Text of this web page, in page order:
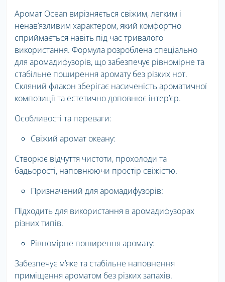
Аромат Ocean вирізняється свіжим, легким і
ненав’язливим характером, який комфортно
сприймається навіть під час тривалого
використання. Формула розроблена спеціально
для аромадифузорів, що забезпечує рівномірне та
стабільне поширення аромату без різких нот.
Скляний флакон зберігає насиченість ароматичної
композиції та естетично доповнює інтер’єр.
Особливості та переваги:
Свіжий аромат океану:
Створює відчуття чистоти, прохолоди та
бадьорості, наповнюючи простір свіжістю.
Призначений для аромадифузорів:
Підходить для використання в аромадифузорах
різних типів.
Рівномірне поширення аромату:
Забезпечує м’яке та стабільне наповнення
приміщення ароматом без різких запахів.